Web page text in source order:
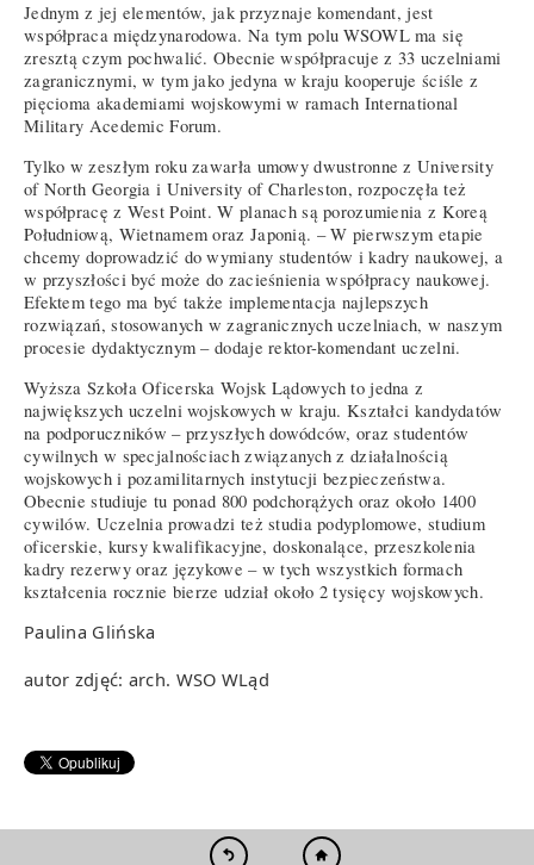
Jednym z jej elementów, jak przyznaje komendant, jest
współpraca międzynarodowa. Na tym polu WSOWL ma się
zresztą czym pochwalić. Obecnie współpracuje z 33 uczelniami
zagranicznymi, w tym jako jedyna w kraju kooperuje ściśle z
pięcioma akademiami wojskowymi w ramach International
Military Acedemic Forum.
Tylko w zeszłym roku zawarła umowy dwustronne z University
of North Georgia i University of Charleston, rozpoczęła też
współpracę z West Point. W planach są porozumienia z Koreą
Południową, Wietnamem oraz Japonią. – W pierwszym etapie
chcemy doprowadzić do wymiany studentów i kadry naukowej, a
w przyszłości być może do zacieśnienia współpracy naukowej.
Efektem tego ma być także implementacja najlepszych
rozwiązań, stosowanych w zagranicznych uczelniach, w naszym
procesie dydaktycznym – dodaje rektor-komendant uczelni.
Wyższa Szkoła Oficerska Wojsk Lądowych to jedna z
największych uczelni wojskowych w kraju. Kształci kandydatów
na podporuczników – przyszłych dowódców, oraz studentów
cywilnych w specjalnościach związanych z działalnością
wojskowych i pozamilitarnych instytucji bezpieczeństwa.
Obecnie studiuje tu ponad 800 podchorążych oraz około 1400
cywilów. Uczelnia prowadzi też studia podyplomowe, studium
oficerskie, kursy kwalifikacyjne, doskonalące, przeszkolenia
kadry rezerwy oraz językowe – w tych wszystkich formach
kształcenia rocznie bierze udział około 2 tysięcy wojskowych.
Paulina Glińska
autor zdjęć: arch. WSO WLąd